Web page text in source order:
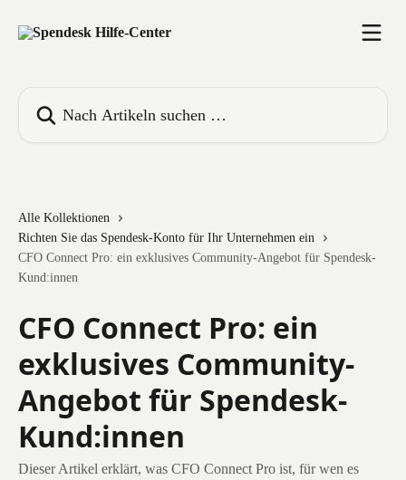
Alle Kollektionen
Richten Sie das Spendesk-Konto für Ihr Unternehmen ein
CFO Connect Pro: ein exklusives Community-Angebot für Spendesk-
Kund:innen
CFO Connect Pro: ein
exklusives Community-
Angebot für Spendesk-
Kund:innen
Dieser Artikel erklärt, was CFO Connect Pro ist, für wen es